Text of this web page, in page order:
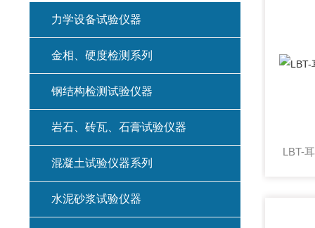
力学设备试验仪器
金相、硬度检测系列
钢结构检测试验仪器
岩石、砖瓦、石膏试验仪器
混凝土试验仪器系列
水泥砂浆试验仪器